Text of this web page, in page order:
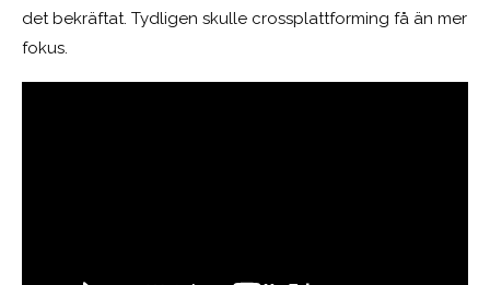
det bekräftat. Tydligen skulle crossplattforming få än mer
fokus.